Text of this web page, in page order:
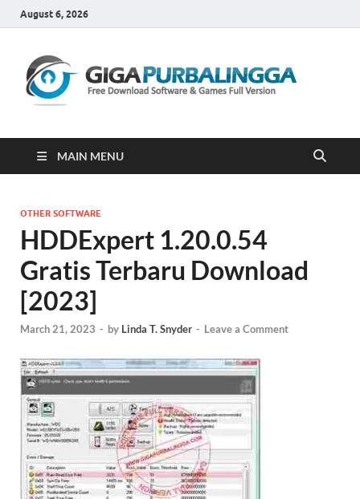
August 6, 2026
MAIN MENU
OTHER SOFTWARE
HDDExpert 1.20.0.54
Gratis Terbaru Download
[2023]
March 21, 2023 - by Linda T. Snyder - Leave a Comment